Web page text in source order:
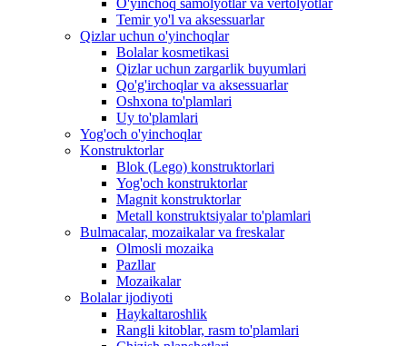
O'yinchoq samolyotlar va vertolyotlar
Temir yo'l va aksessuarlar
Qizlar uchun o'yinchoqlar
Bolalar kosmetikasi
Qizlar uchun zargarlik buyumlari
Qo'g'irchoqlar va aksessuarlar
Oshxona to'plamlari
Uy to'plamlari
Yog'och o'yinchoqlar
Konstruktorlar
Blok (Lego) konstruktorlari
Yog'och konstruktorlar
Magnit konstruktorlar
Metall konstruktsiyalar to'plamlari
Bulmacalar, mozaikalar va freskalar
Olmosli mozaika
Pazllar
Mozaikalar
Bolalar ijodiyoti
Haykaltaroshlik
Rangli kitoblar, rasm to'plamlari